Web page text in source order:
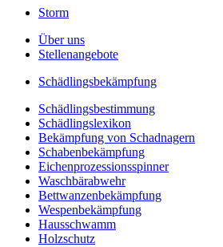
Storm
Über uns
Stellenangebote
Schädlingsbekämpfung
Schädlingsbestimmung
Schädlingslexikon
Bekämpfung von Schadnagern
Schabenbekämpfung
Eichenprozessionsspinner
Waschbärabwehr
Bettwanzenbekämpfung
Wespenbekämpfung
Hausschwamm
Holzschutz